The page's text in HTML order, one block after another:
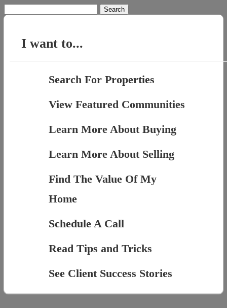
for:
I want to...
Search For Properties
View Featured Communities
Learn More About Buying
Learn More About Selling
Find The Value Of My
Home
Schedule A Call
Read Tips and Tricks
See Client Success Stories